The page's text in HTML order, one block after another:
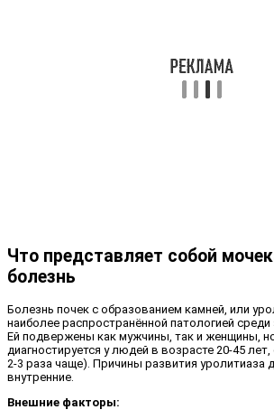
Что представляет собой
болезнь
Болезнь почек с образованием камней, или
наиболее распространённой патологией среди
Ей подвержены как мужчины, так и женщины,
диагностируется у людей в возрасте 20-45
2-3 раза чаще). Причины развития уролитиаза
внутренние.
Внешние факторы: